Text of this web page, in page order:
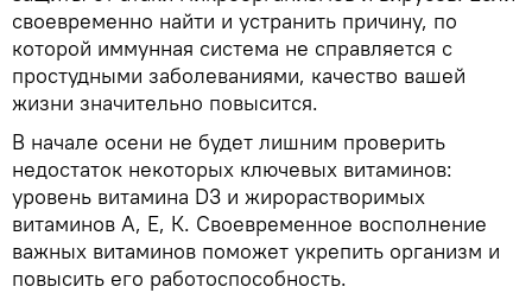
своевременно найти и устранить причину, по
которой иммунная система не справляется с
простудными заболеваниями, качество вашей
жизни значительно повысится.
В начале осени не будет лишним проверить
недостаток некоторых ключевых витаминов:
уровень витамина D3 и жирорастворимых
витаминов А, Е, К. Своевременное восполнение
важных витаминов поможет укрепить организм и
повысить его работоспособность.